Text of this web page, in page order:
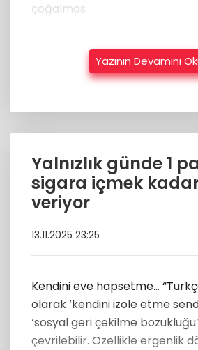
çoğalmas
Yazının Devamını
Yalnızlık günde 1
sigara içmek
veriyor
13.11.2025 23:25
Kendini eve hapsetme… “Türkçeye kavramsal
olarak ‘kendini izole etme
‘sosyal geri çekilme
çevrilebilir. Özellikle ergenlik